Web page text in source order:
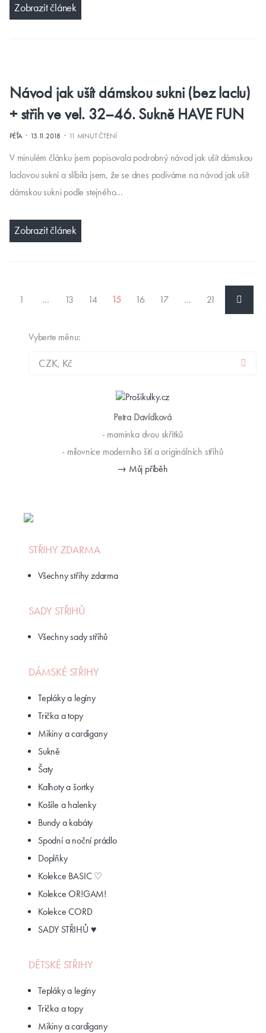
Zobrazit článek
Návod jak ušít dámskou sukni (bez laclu)
+ střih ve vel. 32–46. Sukně HAVE FUN
PÉŤA· 13.11.2018 · 11 MINUT ČTENÍ
V minulém článku jsem popisovala podrobný návod jak ušít dámskou
laclovou sukni a slíbila jsem, že se dnes podíváme na návod jak ušít
dámskou sukni podle stejného…
Zobrazit článek
1 … 13 14 15 16 17 … 21
Vyberte měnu:
Petra Davídková
- maminka dvou skřítků
- milovnice moderního šití a originálních střihů
→ Můj příběh
STŘIHY ZDARMA
Všechny střihy zdarma
SADY STŘIHŮ
Všechny sady střihů
DÁMSKÉ STŘIHY
Tepláky a legíny
Trička a topy
Mikiny a cardigany
Sukně
Šaty
Kalhoty a šortky
Košile a halenky
Bundy a kabáty
Spodní a noční prádlo
Doplňky
Kolekce BASIC ♡
Kolekce OR!GAM!
Kolekce CORD
SADY STŘIHŮ ♥
DĚTSKÉ STŘIHY
Tepláky a legíny
Trička a topy
Mikiny a cardigany